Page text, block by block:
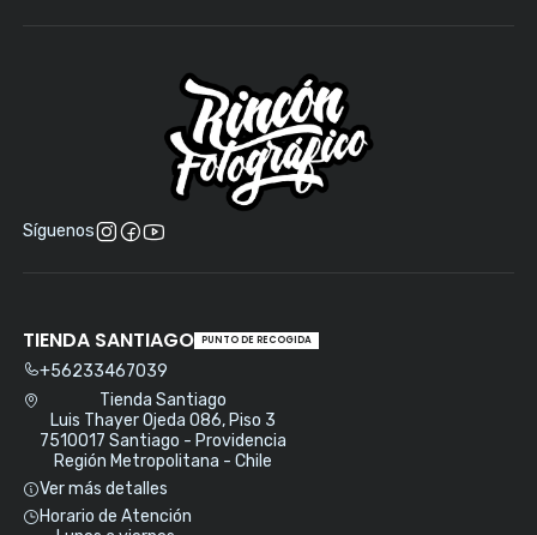
Síguenos
TIENDA SANTIAGO PUNTO DE RECOGIDA
+56233467039
Tienda Santiago
Luis Thayer Ojeda 086, Piso 3
7510017 Santiago - Providencia
Región Metropolitana - Chile
Ver más detalles
Horario de Atención